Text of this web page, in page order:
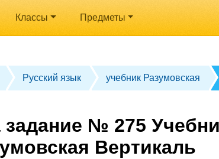
Классы Предметы
Русский язык учебник Разумовская
№ 275
Вертикаль